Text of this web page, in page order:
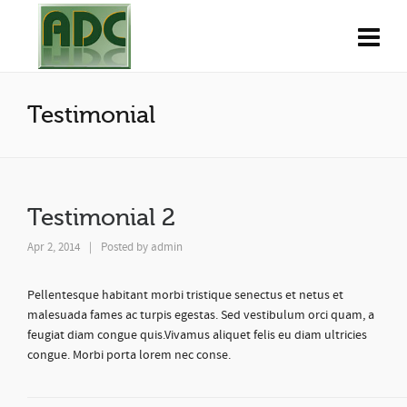
Testimonial
Testimonial 2
Apr 2, 2014 Posted by admin
Pellentesque habitant morbi tristique senectus et netus et
malesuada fames ac turpis egestas. Sed vestibulum orci quam, a
feugiat diam congue quis.Vivamus aliquet felis eu diam ultricies
congue. Morbi porta lorem nec conse.